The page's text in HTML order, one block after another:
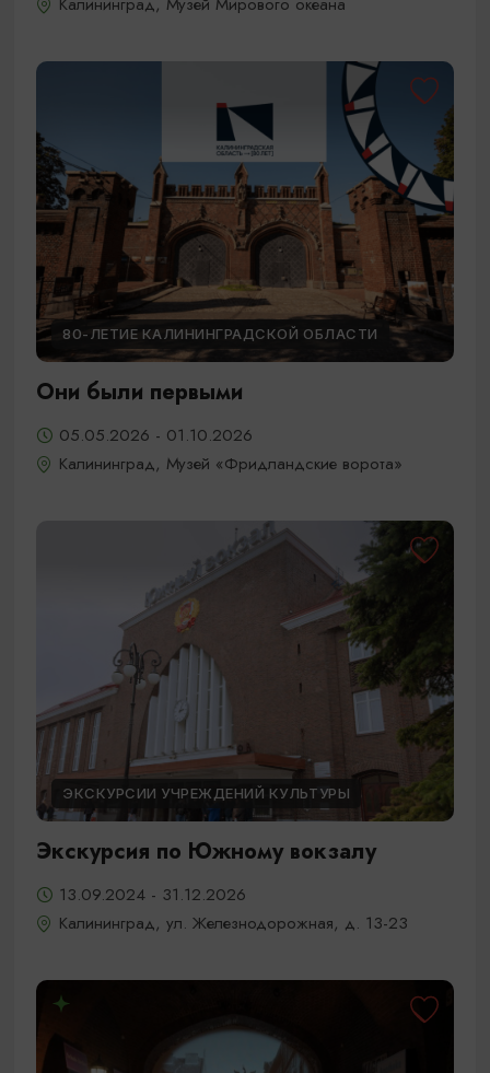
80-ЛЕТИЕ КАЛИНИНГРАДСКОЙ ОБЛАСТИ
Они были первыми
05.05.2026 - 01.10.2026
Калининград, Музей «Фридландские ворота»
ЭКСКУРСИИ УЧРЕЖДЕНИЙ КУЛЬТУРЫ
Экскурсия по Южному вокзалу
13.09.2024 - 31.12.2026
Калининград, ул. Железнодорожная, д. 13-23